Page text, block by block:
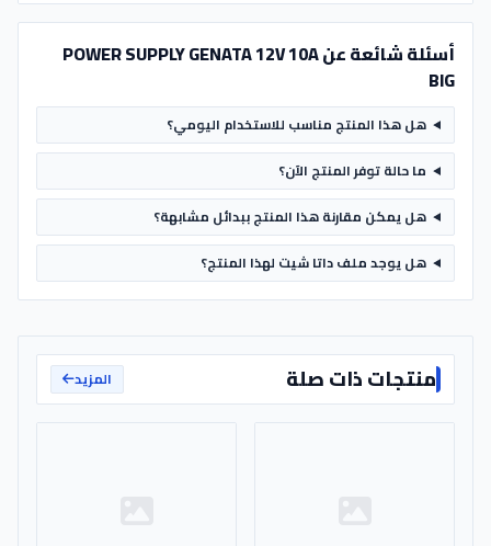
أسئلة شائعة عن POWER SUPPLY GENATA 12V 10A
BIG
هل هذا المنتج مناسب للاستخدام اليومي؟
ما حالة توفر المنتج الآن؟
هل يمكن مقارنة هذا المنتج ببدائل مشابهة؟
هل يوجد ملف داتا شيت لهذا المنتج؟
منتجات ذات صلة المزيد